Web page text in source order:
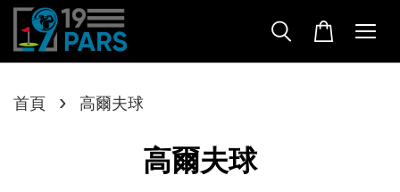
首頁 › 高爾夫球
高爾夫球